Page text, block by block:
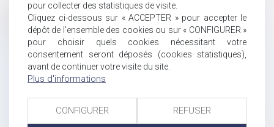
Historique
Acte unique de cautionnement conclu par des époux et
engagement des biens communs
Chaine de contrats et garantie des vices cachés : précisions
sur l’appréciation de la connaissance du vice
pour collecter des statistiques de visite.
Cliquez ci-dessous sur « ACCEPTER » pour accepter le
dépôt de l'ensemble des cookies ou sur « CONFIGURER »
pour choisir quels cookies nécessitant votre
consentement seront déposés (cookies statistiques),
avant de continuer votre visite du site.
Plus d'informations
CONFIGURER REFUSER